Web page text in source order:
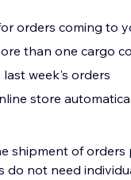
orders coming to
than one cargo
week's orders
store
shipment of orders
not need